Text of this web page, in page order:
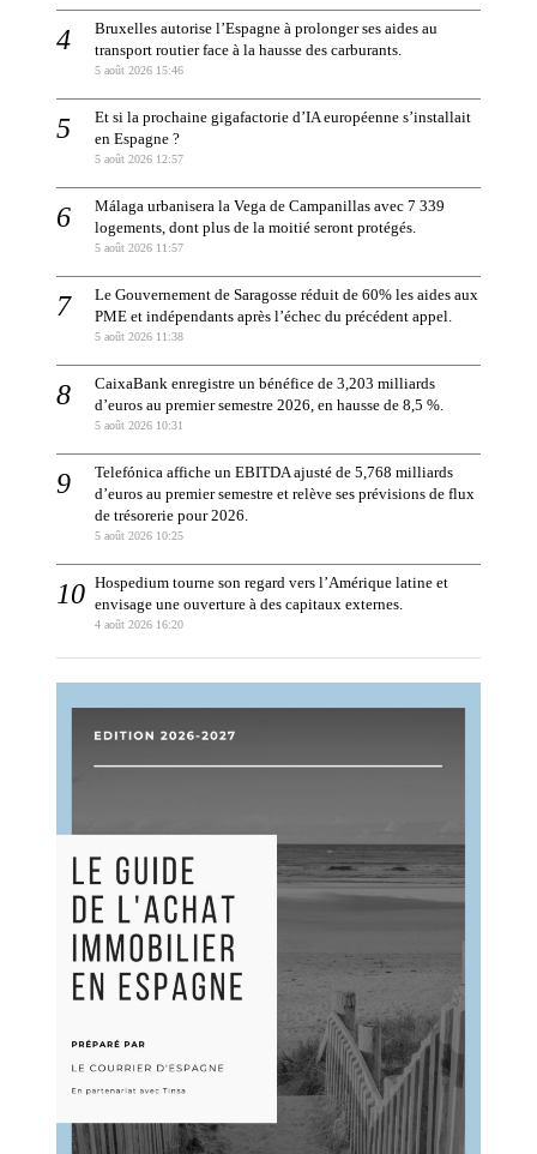
Bruxelles autorise l’Espagne à prolonger ses aides au
transport routier face à la hausse des carburants.
5 août 2026 15:46
Et si la prochaine gigafactorie d’IA européenne s’installait
en Espagne ?
5 août 2026 12:57
Málaga urbanisera la Vega de Campanillas avec 7 339
logements, dont plus de la moitié seront protégés.
5 août 2026 11:57
Le Gouvernement de Saragosse réduit de 60% les aides aux
PME et indépendants après l’échec du précédent appel.
5 août 2026 11:38
CaixaBank enregistre un bénéfice de 3,203 milliards
d’euros au premier semestre 2026, en hausse de 8,5 %.
5 août 2026 10:31
Telefónica affiche un EBITDA ajusté de 5,768 milliards
d’euros au premier semestre et relève ses prévisions de flux
de trésorerie pour 2026.
5 août 2026 10:25
Hospedium tourne son regard vers l’Amérique latine et
envisage une ouverture à des capitaux externes.
4 août 2026 16:20